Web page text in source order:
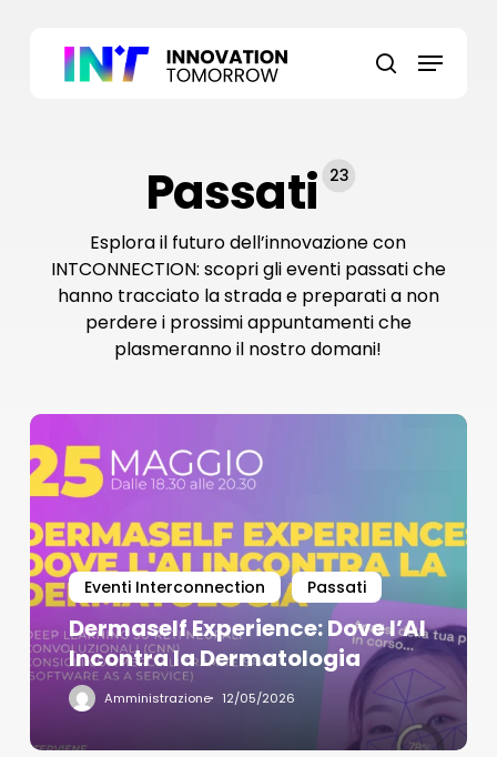
search
Menu
Passati 23
Esplora il futuro dell’innovazione con
INTCONNECTION: scopri gli eventi passati che
hanno tracciato la strada e preparati a non
perdere i prossimi appuntamenti che
plasmeranno il nostro domani!
Eventi Interconnection Passati
Dermaself Experience: Dove l’AI
Incontra la Dermatologia
Amministrazione 12/05/2026